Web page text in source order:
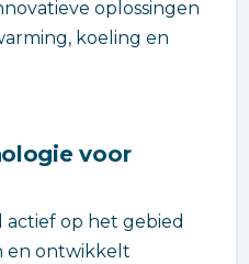
oplossingen
koeling en
voor
actief op het gebied
en ontwikkelt